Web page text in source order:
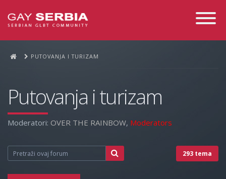
Toggle
PUTOVANJA I TURIZAM
Putovanja i turizam
Moderatori: OVER THE RAINBOW, Moderators
293 tema